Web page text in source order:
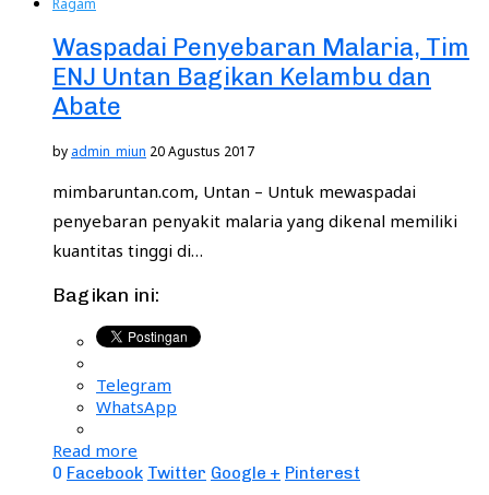
Waspadai Penyebaran Malaria, Tim
ENJ Untan Bagikan Kelambu dan
Abate
by admin_miun 20 Agustus 2017
mimbaruntan.com, Untan – Untuk mewaspadai
penyebaran penyakit malaria yang dikenal memiliki
kuantitas tinggi di…
Bagikan ini:
Telegram
WhatsApp
Read more
0 Facebook Twitter Google + Pinterest